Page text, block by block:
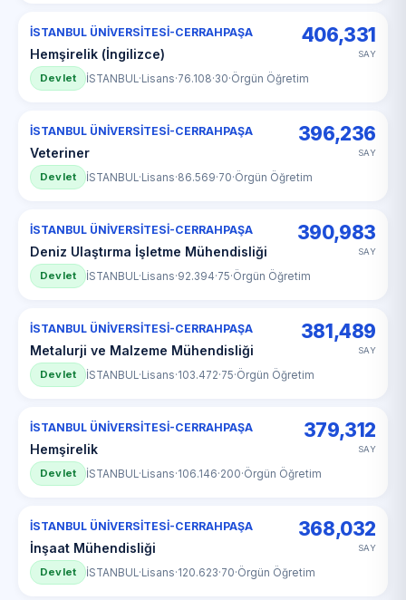
İSTANBUL ÜNİVERSİTESİ-CERRAHPAŞA
Hemşirelik (İngilizce)
406,331
SAY
Devlet İSTANBUL ·Lisans·76.108·30·Örgün Öğretim
İSTANBUL ÜNİVERSİTESİ-CERRAHPAŞA
Veteriner
396,236
SAY
Devlet İSTANBUL ·Lisans·86.569·70·Örgün Öğretim
İSTANBUL ÜNİVERSİTESİ-CERRAHPAŞA
Deniz Ulaştırma İşletme Mühendisliği
390,983
SAY
Devlet İSTANBUL ·Lisans·92.394·75·Örgün Öğretim
İSTANBUL ÜNİVERSİTESİ-CERRAHPAŞA
Metalurji ve Malzeme Mühendisliği
381,489
SAY
Devlet İSTANBUL ·Lisans·103.472·75·Örgün Öğretim
İSTANBUL ÜNİVERSİTESİ-CERRAHPAŞA
Hemşirelik
379,312
SAY
Devlet İSTANBUL ·Lisans·106.146·200·Örgün Öğretim
İSTANBUL ÜNİVERSİTESİ-CERRAHPAŞA
İnşaat Mühendisliği
368,032
SAY
Devlet İSTANBUL ·Lisans·120.623·70·Örgün Öğretim